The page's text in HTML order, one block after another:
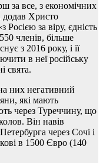
за все, з економічних
додав Христо
Росією за віру, єдність
членів, більше
з 2016 року, і її
в неї російську
свята.
них негативний
які мають
через Туреччину, що
Він навів
через Сочі і
в 1500 Євро (140